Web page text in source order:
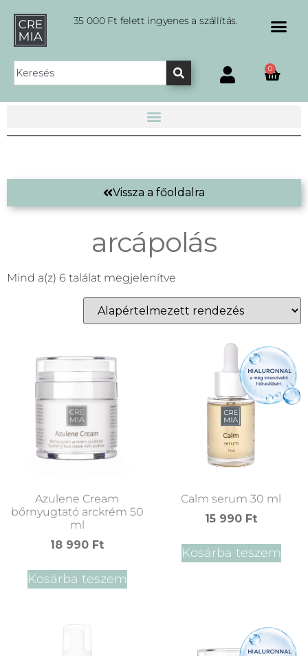
35 000 Ft felett ingyenes a szállítás.
0
Vissza a főoldalra
arcápolás
Mind a(z) 6 találat megjelenítve
Azulene Cream
bőrnyugtató arckrém 50
ml
18 990 Ft
Kosárba teszem
Calm serum 30 ml
15 990 Ft
Kosárba teszem